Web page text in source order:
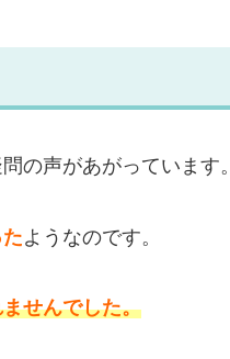
の声があがっています。
ようなのです。
せんでした。